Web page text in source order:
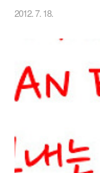
우7 환경에 별도의
않고 바로 네트워크
비슷하다. 이번에는
터 서버로 HP 오피
터로 연결해 보자!
PU201 프린터 서버
2012. 7. 18.